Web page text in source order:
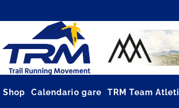
Shop Calendario gare TRM Team Atleti